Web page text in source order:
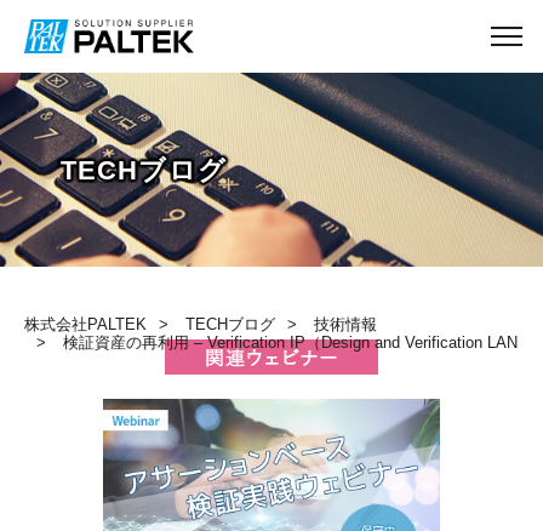
株式会社PALTEK TECHブログ
技術情報
検証資産の再利用 – Verification IP（Design and Verification
TECHブログ